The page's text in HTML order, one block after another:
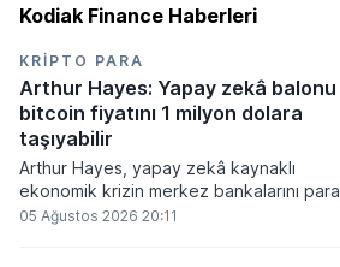
Kodiak Finance Haberleri
KRIPTO PARA
Arthur Hayes: Yapay zekâ balonu
bitcoin fiyatını 1 milyon dolara
taşıyabilir
Arthur Hayes, yapay zekâ kaynaklı
ekonomik krizin merkez bankalarını para
basmaya zorlayacağını ve bu durumun
05 Ağustos 2026 20:11